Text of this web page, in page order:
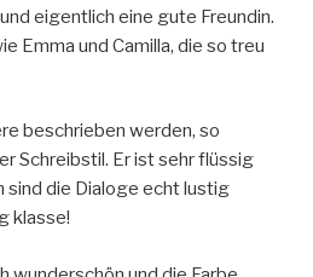
eigentlich eine gute Freundin.
Emma und Camilla, die so treu
beschrieben werden, so
Schreibstil. Er ist sehr flüssig
sind die Dialoge echt lustig
klasse!